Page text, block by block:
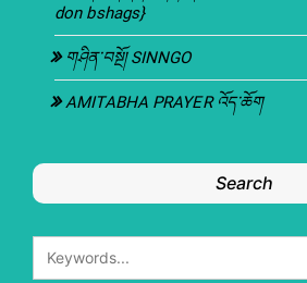
don bshags}
གཤིན་བསྔོ། SINNGO
AMITABHA PRAYER འོད་ཆོག
Search